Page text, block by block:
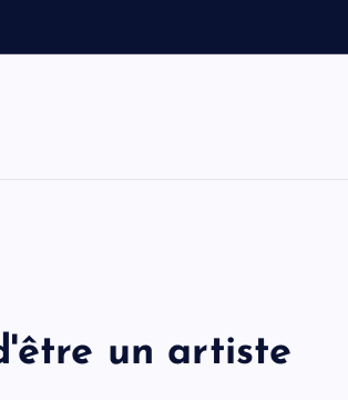
un artiste